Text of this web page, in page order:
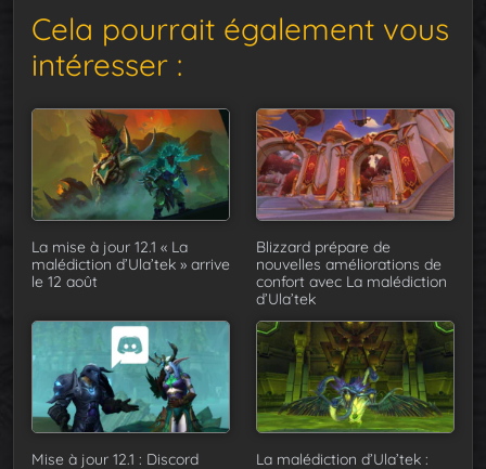
Cela pourrait également vous
intéresser :
La mise à jour 12.1 « La
malédiction d’Ula’tek » arrive
le 12 août
Blizzard prépare de
nouvelles améliorations de
confort avec La malédiction
d’Ula’tek
Mise à jour 12.1 : Discord
La malédiction d’Ula’tek :